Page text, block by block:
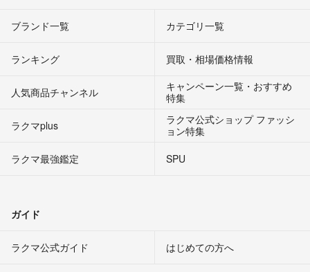
ブランド一覧 カテゴリ一覧
ランキング 買取・相場価格情報
人気商品チャンネル
キャンペーン一覧・おすすめ
特集
ラクマplus
ラクマ公式ショップ ファッシ
ョン特集
ラクマ最強鑑定
SPU
ガイド
ラクマ公式ガイド はじめての方へ